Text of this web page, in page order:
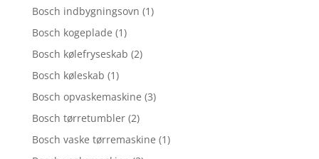
Bosch indbygningsovn (1)
Bosch kogeplade (1)
Bosch kølefryseskab (2)
Bosch køleskab (1)
Bosch opvaskemaskine (3)
Bosch tørretumbler (2)
Bosch vaske tørremaskine (1)